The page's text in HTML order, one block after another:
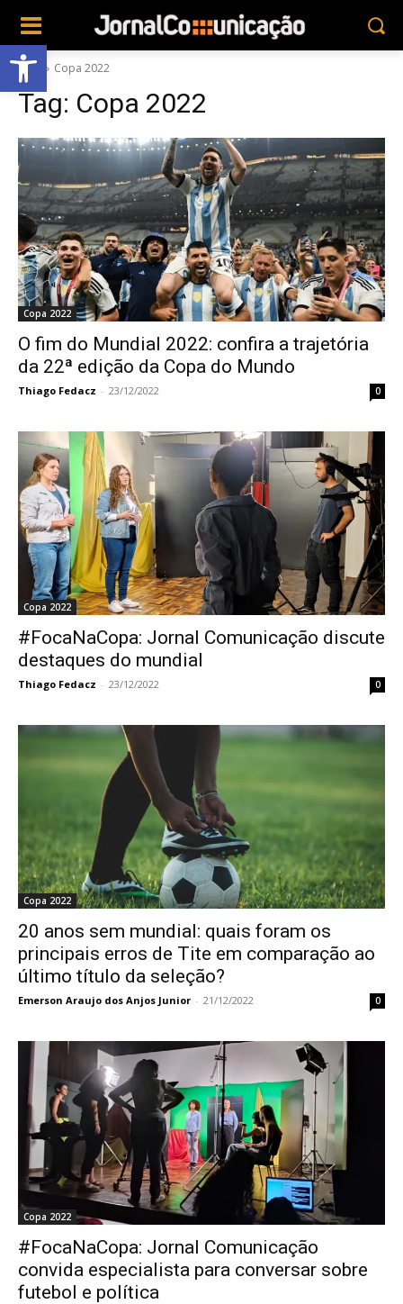
Abrir a barra de ferramentas
Tags Copa 2022
Tag: Copa 2022
Copa 2022
O fim do Mundial 2022: confira a trajetória
da 22ª edição da Copa do Mundo
Thiago Fedacz - 23/12/2022 0
Copa 2022
#FocaNaCopa: Jornal Comunicação discute
destaques do mundial
Thiago Fedacz - 23/12/2022 0
Copa 2022
20 anos sem mundial: quais foram os
principais erros de Tite em comparação ao
último título da seleção?
Emerson Araujo dos Anjos Junior - 21/12/2022 0
Copa 2022
#FocaNaCopa: Jornal Comunicação
convida especialista para conversar sobre
futebol e política